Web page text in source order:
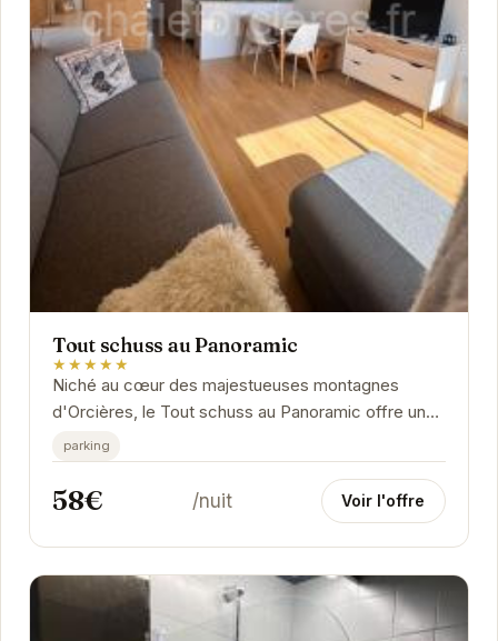
Tout schuss au Panoramic
★★★★★
Niché au cœur des majestueuses montagnes
d'Orcières, le Tout schuss au Panoramic offre une
expérience unique alliant confort moderne et
charme...
parking
58€ /nuit Voir l'offre